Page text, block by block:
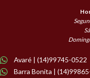
Avaré | (14)99745-0522
Barra Bonita |